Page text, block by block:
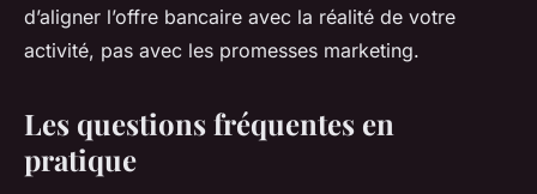
d’aligner l’offre bancaire avec la réalité de votre
activité, pas avec les promesses marketing.
Les questions fréquentes en
pratique